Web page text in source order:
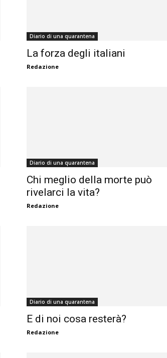
Diario di una quarantena
La forza degli italiani
Redazione
Diario di una quarantena
Chi meglio della morte può
rivelarci la vita?
Redazione
Diario di una quarantena
E di noi cosa resterà?
Redazione